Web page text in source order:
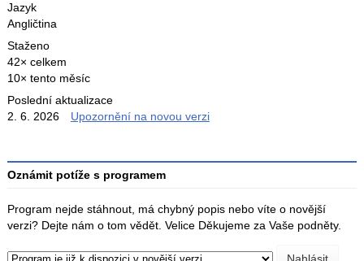
Jazyk
Angličtina
Staženo
42× celkem
10× tento měsíc
Poslední aktualizace
2. 6. 2026
Upozornění na novou verzi
Oznámit potíže s programem
Program nejde stáhnout, má chybný popis nebo víte o novější
verzi? Dejte nám o tom vědět. Velice Děkujeme za Vaše podněty.